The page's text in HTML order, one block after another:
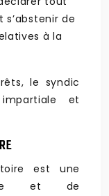
de
à la
le syndic
et
est une
et de